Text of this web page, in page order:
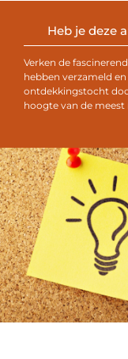
Heb je deze
Verken de
hebben verzameld
ontdekkingstocht
hoogte van de